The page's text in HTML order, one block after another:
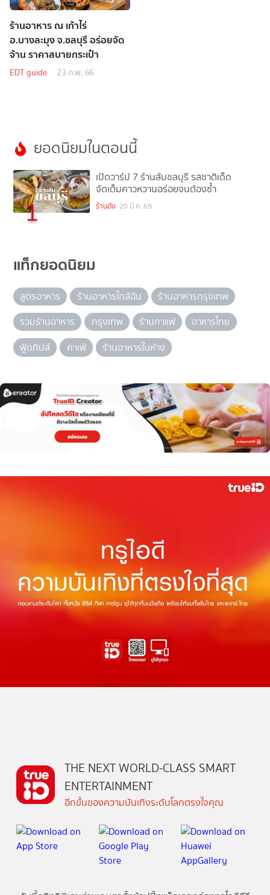
ร้านอาหาร ณ เก้าไร่
อ.บางละมุง จ.ชลบุรี อร่อยจัด
จ้าน ราคาสบายกระเป๋า
EDT guide 23 ก.พ. 66
ยอดนิยมในตอนนี้
1
เปิดวาร์ป 7 ร้านลับชลบุรี รสชาติเด็ด
จัดเต็มคาวหวานอร่อยจนต้องซ้ำ
ร้านดัง 20 มี.ค. 69
แท็กยอดนิยม
สูตรอาหาร ร้านอาหารใกล้ฉัน
ร้านอาหารกรุงเทพ
รวมร้านอาหาร
กรุงเทพ ร้านกาแฟ
อาหารไทย
ฟู้ดทิปส์
คาเฟ่ ร้านอาหารในห้าง
THE NEXT WORLD-CLASS SMART
ENTERTAINMENT
อีกขั้นของความบันเทิงระดับโลกตรงใจคุณ